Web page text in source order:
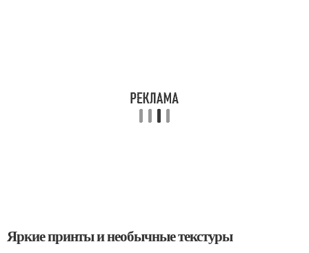
Яркие принты и необычные текстуры